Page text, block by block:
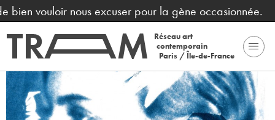
vouloir nous excuser pour la gène occasionnée.
Réseau art
contemporain
Paris / Île-de-France